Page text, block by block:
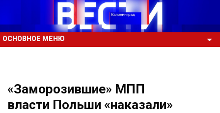
ОСНОВНОЕ МЕНЮ
«Заморозившие» МПП
власти Польши «наказали»